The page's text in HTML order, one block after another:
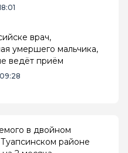
врач,
умершего мальчика,
ведёт приём
в двойном
районе